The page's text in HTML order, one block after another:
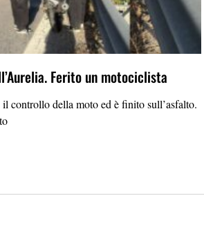
Ferito un motociclista
controllo della moto ed è finito sull’asfalto.